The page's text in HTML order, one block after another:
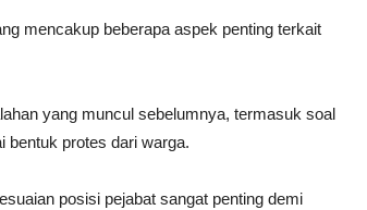
mencakup beberapa aspek penting terkait
yang muncul sebelumnya, termasuk soal
bentuk protes dari warga.
posisi pejabat sangat penting demi